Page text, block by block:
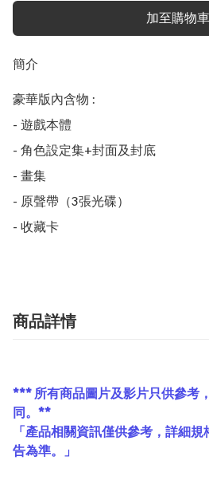
加至購物車
簡介
豪華版內含物 :
- 遊戲本體
- 角色設定集+封面及封底
- 畫集
- 原聲帶（3張光碟）
- 收藏卡
商品詳情
*** 所有商品圖片及影片只供參考
同。**
「產品相關資訊僅供參考，詳細
告為準。」